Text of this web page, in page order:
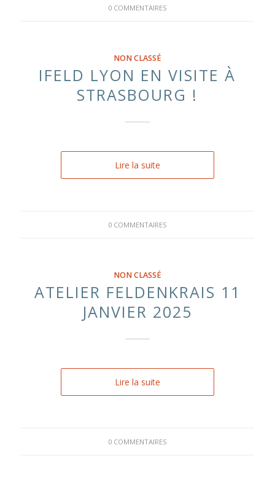
0 COMMENTAIRES
NON CLASSÉ
IFELD LYON EN VISITE À
STRASBOURG !
Lire la suite
0 COMMENTAIRES
NON CLASSÉ
ATELIER FELDENKRAIS 11
JANVIER 2025
Lire la suite
0 COMMENTAIRES